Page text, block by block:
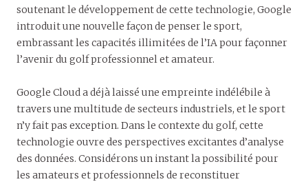
soutenant le développement de cette technologie, Google
introduit une nouvelle façon de penser le sport,
embrassant les capacités illimitées de l’IA pour façonner
l’avenir du golf professionnel et amateur.
Google Cloud a déjà laissé une empreinte indélébile à
travers une multitude de secteurs industriels, et le sport
n’y fait pas exception. Dans le contexte du golf, cette
technologie ouvre des perspectives excitantes d’analyse
des données. Considérons un instant la possibilité pour
les amateurs et professionnels de reconstituer